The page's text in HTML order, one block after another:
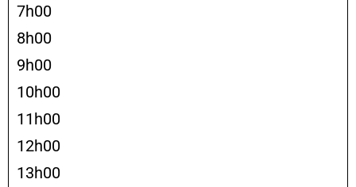
7h00
8h00
9h00
10h00
11h00
12h00
13h00